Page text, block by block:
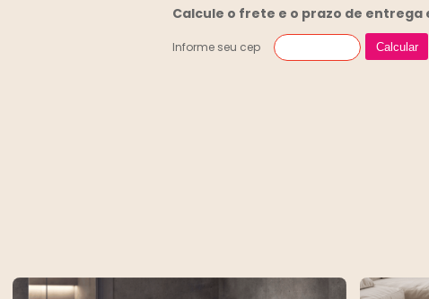
Calcule o frete e o prazo de entrega
Informe seu cep Calcular